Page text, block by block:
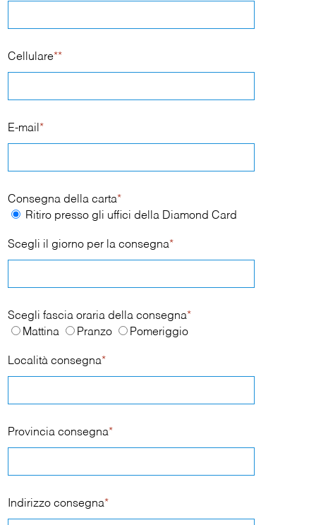
Cellulare**
E-mail *
Consegna della carta*
Ritiro presso gli uffici della Diamond Card
Scegli il giorno per la consegna*
Scegli fascia oraria della consegna*
Mattina
Pranzo Pomeriggio
Località consegna*
Provincia consegna*
Indirizzo consegna*